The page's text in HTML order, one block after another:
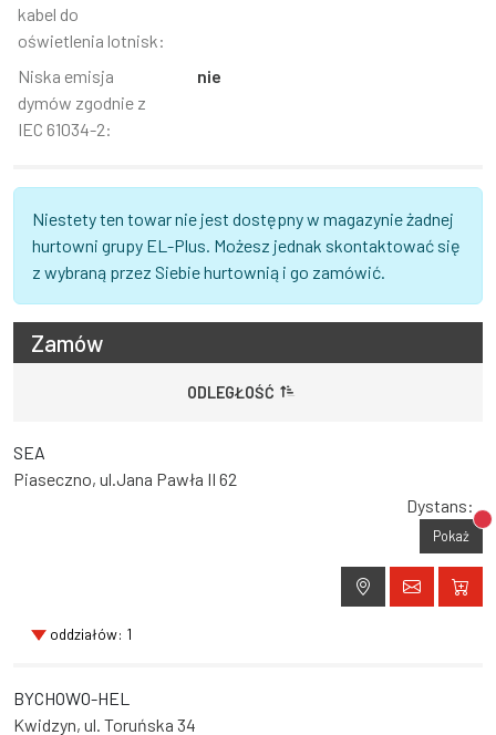
kabel do
oświetlenia lotnisk:
Niska emisja
dymów zgodnie z
IEC 61034-2:
nie
Niestety ten towar nie jest dostępny w magazynie żadnej
hurtowni grupy EL-Plus. Możesz jednak skontaktować się
z wybraną przez Siebie hurtownią i go zamówić.
Zamów
ODLEGŁOŚĆ
SEA
Piaseczno, ul.Jana Pawła II 62
Dystans:
Pokaż
oddziałów: 1
BYCHOWO-HEL
Kwidzyn, ul. Toruńska 34